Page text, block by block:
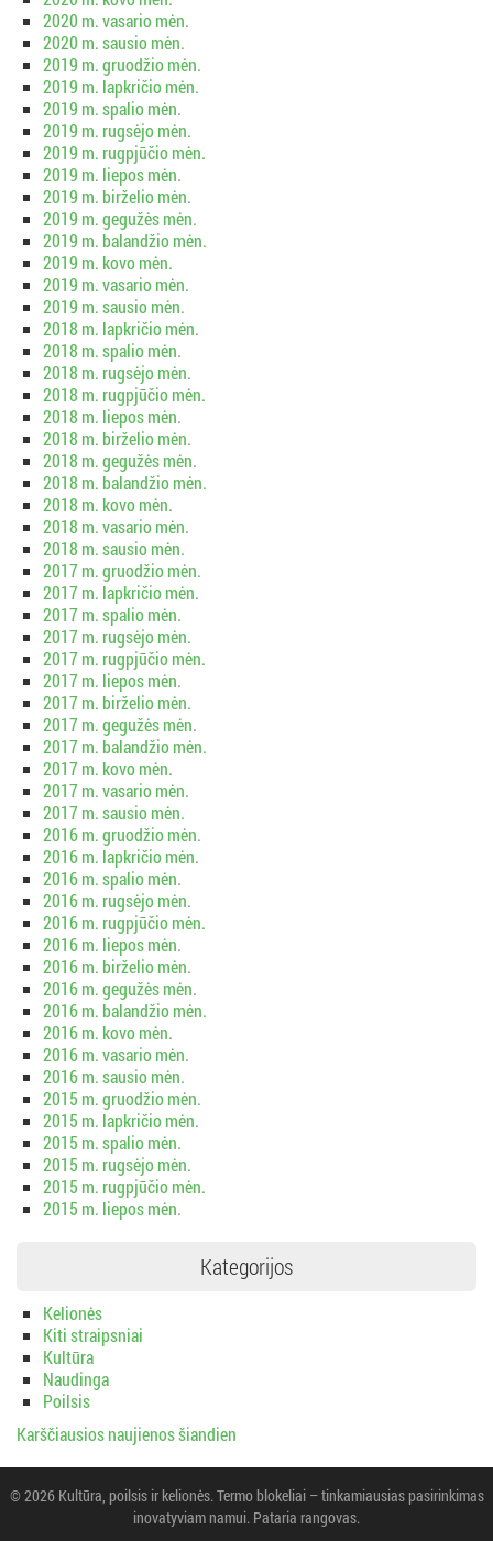
2020 m. vasario mėn.
2020 m. sausio mėn.
2019 m. gruodžio mėn.
2019 m. lapkričio mėn.
2019 m. spalio mėn.
2019 m. rugsėjo mėn.
2019 m. rugpjūčio mėn.
2019 m. liepos mėn.
2019 m. birželio mėn.
2019 m. gegužės mėn.
2019 m. balandžio mėn.
2019 m. kovo mėn.
2019 m. vasario mėn.
2019 m. sausio mėn.
2018 m. lapkričio mėn.
2018 m. spalio mėn.
2018 m. rugsėjo mėn.
2018 m. rugpjūčio mėn.
2018 m. liepos mėn.
2018 m. birželio mėn.
2018 m. gegužės mėn.
2018 m. balandžio mėn.
2018 m. kovo mėn.
2018 m. vasario mėn.
2018 m. sausio mėn.
2017 m. gruodžio mėn.
2017 m. lapkričio mėn.
2017 m. spalio mėn.
2017 m. rugsėjo mėn.
2017 m. rugpjūčio mėn.
2017 m. liepos mėn.
2017 m. birželio mėn.
2017 m. gegužės mėn.
2017 m. balandžio mėn.
2017 m. kovo mėn.
2017 m. vasario mėn.
2017 m. sausio mėn.
2016 m. gruodžio mėn.
2016 m. lapkričio mėn.
2016 m. spalio mėn.
2016 m. rugsėjo mėn.
2016 m. rugpjūčio mėn.
2016 m. liepos mėn.
2016 m. birželio mėn.
2016 m. gegužės mėn.
2016 m. balandžio mėn.
2016 m. kovo mėn.
2016 m. vasario mėn.
2016 m. sausio mėn.
2015 m. gruodžio mėn.
2015 m. lapkričio mėn.
2015 m. spalio mėn.
2015 m. rugsėjo mėn.
2015 m. rugpjūčio mėn.
2015 m. liepos mėn.
Kategorijos
Kelionės
Kiti straipsniai
Kultūra
Naudinga
Poilsis
Karščiausios naujienos šiandien
© 2026 Kultūra, poilsis ir kelionės. Termo blokeliai – tinkamiausias pasirinkimas
inovatyviam namui. Pataria rangovas.